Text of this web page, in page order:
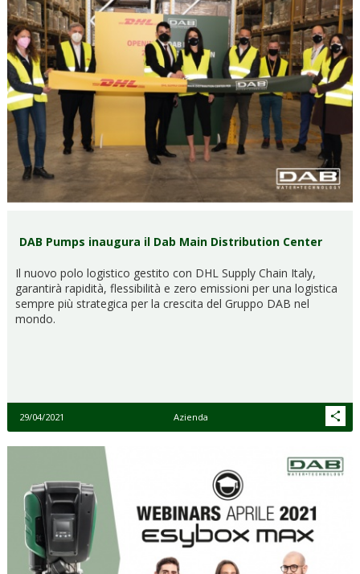
DAB Pumps inaugura il Dab Main Distribution Center
Il nuovo polo logistico gestito con DHL Supply Chain Italy,
garantirà rapidità, flessibilità e zero emissioni per una logistica
sempre più strategica per la crescita del Gruppo DAB nel
mondo.
29/04/2021 Azienda